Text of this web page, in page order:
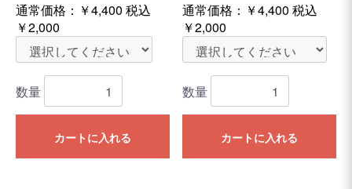
通常価格： ￥4,400 税込
￥2,000
数量
カートに入れる
通常価格： ￥4,400 税込
￥2,000
数量
カートに入れる